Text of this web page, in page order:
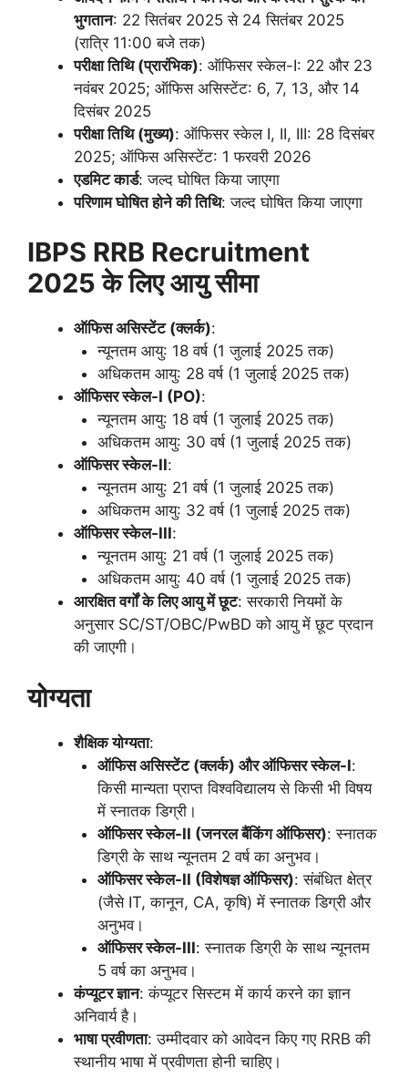
भुगतान: 22 सितंबर 2025 से 24 सितंबर 2025
(रात्रि 11:00 बजे तक)
परीक्षा तिथि (प्रारंभिक): ऑफिसर स्केल-I: 22 और 23
नवंबर 2025; ऑफिस असिस्टेंट: 6, 7, 13, और 14
दिसंबर 2025
परीक्षा तिथि (मुख्य): ऑफिसर स्केल I, II, III: 28 दिसंबर
2025; ऑफिस असिस्टेंट: 1 फरवरी 2026
एडमिट कार्ड: जल्द घोषित किया जाएगा
परिणाम घोषित होने की तिथि: जल्द घोषित किया जाएगा
IBPS RRB Recruitment
2025के लिए आयु सीमा
ऑफिस असिस्टेंट (क्लर्क):
न्यूनतम आयु: 18 वर्ष (1 जुलाई 2025 तक)
अधिकतम आयु: 28 वर्ष (1 जुलाई 2025 तक)
ऑफिसर स्केल-I (PO):
न्यूनतम आयु: 18 वर्ष (1 जुलाई 2025 तक)
अधिकतम आयु: 30 वर्ष (1 जुलाई 2025 तक)
ऑफिसर स्केल-II:
न्यूनतम आयु: 21 वर्ष (1 जुलाई 2025 तक)
अधिकतम आयु: 32 वर्ष (1 जुलाई 2025 तक)
ऑफिसर स्केल-III:
न्यूनतम आयु: 21 वर्ष (1 जुलाई 2025 तक)
अधिकतम आयु: 40 वर्ष (1 जुलाई 2025 तक)
आरक्षित वर्गों के लिए आयु में छूट: सरकारी नियमों के
अनुसार SC/ST/OBC/PwBD को आयु में छूट प्रदान
की जाएगी।
योग्यता
शैक्षिक योग्यता:
ऑफिस असिस्टेंट (क्लर्क) और ऑफिसर स्केल-I:
किसी मान्यता प्राप्त विश्वविद्यालय से किसी भी विषय
में स्नातक डिग्री।
ऑफिसर स्केल-II (जनरल बैंकिंग ऑफिसर): स्नातक
डिग्री के साथ न्यूनतम 2 वर्ष का अनुभव।
ऑफिसर स्केल-II (विशेषज्ञ ऑफिसर): संबंधित क्षेत्र
(जैसे IT, कानून, CA, कृषि) में स्नातक डिग्री और
अनुभव।
ऑफिसर स्केल-III: स्नातक डिग्री के साथ न्यूनतम
5 वर्ष का अनुभव।
कंप्यूटर ज्ञान: कंप्यूटर सिस्टम में कार्य करने का ज्ञान
अनिवार्य है।
भाषा प्रवीणता: उम्मीदवार को आवेदन किए गए RRB की
स्थानीय भाषा में प्रवीणता होनी चाहिए।